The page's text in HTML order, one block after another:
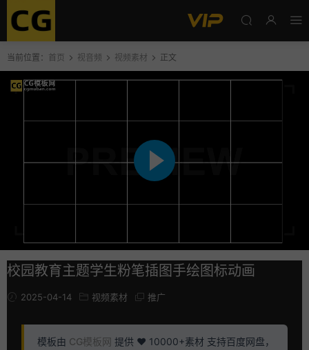
当前位置： 首页 视音频 视频素材 正文
校园教育主题学生粉笔插图手绘图标动画
2025-04-14 视频素材 推广
模板由 CG模板网 提供 ❤️ 10000+素材 支持百度网盘，